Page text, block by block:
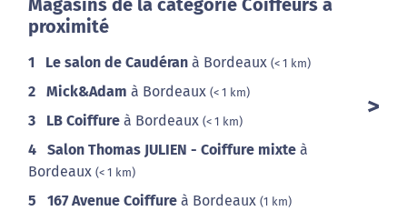
Magasins de la catégorie Coiffeurs à
proximité
1 Le salon de Caudéran à Bordeaux (< 1 km)
2 Mick&Adam à Bordeaux (< 1 km)
3 LB Coiffure à Bordeaux (< 1 km)
4 Salon Thomas JULIEN - Coiffure mixte à
Bordeaux (< 1 km)
5 167 Avenue Coiffure à Bordeaux (1 km)